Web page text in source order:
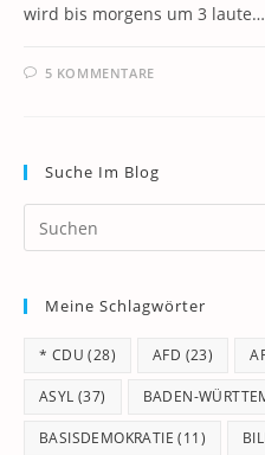
wird bis morgens um 3 laute…
5 KOMMENTARE
Suche Im Blog
Meine Schlagwörter
* CDU (28) AFD (23)
ASYL (37) BADEN-
BASISDEMOKRATIE (11)